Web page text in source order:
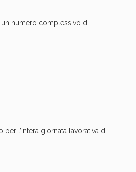
numero complessivo di...
l’intera giornata lavorativa di...